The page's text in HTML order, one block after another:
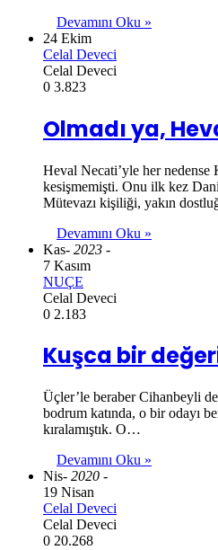
Devamını Oku »
24 Ekim
Celal Deveci
Celal Deveci
0 3.823
Olmadı ya,
Heval Necati’yle her nedense
kesişmemişti. Onu ilk kez
Mütevazı kişiliği, yakın
Devamını Oku »
Kas- 2023 -
7 Kasım
NUÇE
Celal Deveci
0 2.183
Kuşca bir
Üçler’le beraber Cihanbeyli
bodrum katında, o bir odayı
kıralamıştık. O…
Devamını Oku »
Nis- 2020 -
19 Nisan
Celal Deveci
Celal Deveci
0 20.268